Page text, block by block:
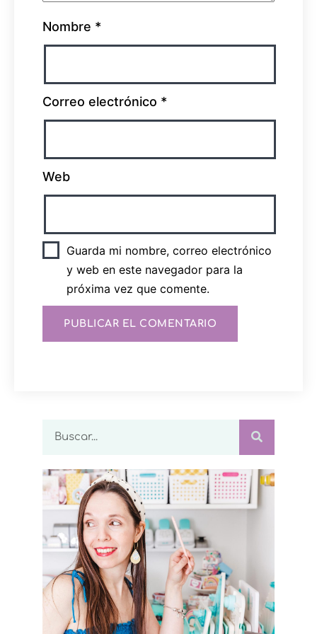
Nombre *
Correo electrónico *
Web
Guarda mi nombre, correo electrónico
y web en este navegador para la
próxima vez que comente.